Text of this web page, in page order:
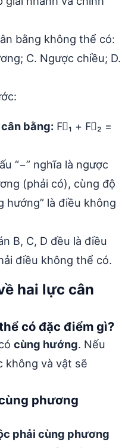
bằng không thể có:
C. Ngược chiều; D.
bằng: F⃗₁ + F⃗₂ =
“−” nghĩa là ngược
(phải có), cùng độ
hướng” là điều không
B, C, D đều là điều
điều không thể có.
hai lực cân
có đặc điểm gì?
cùng hướng. Nếu
không và vật sẽ
phương
phải cùng phương